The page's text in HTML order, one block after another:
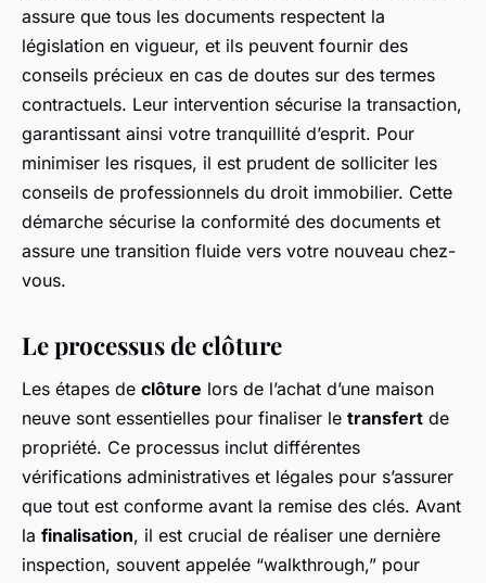
assure que tous les documents respectent la
législation en vigueur, et ils peuvent fournir des
conseils précieux en cas de doutes sur des termes
contractuels. Leur intervention sécurise la transaction,
garantissant ainsi votre tranquillité d’esprit. Pour
minimiser les risques, il est prudent de solliciter les
conseils de professionnels du droit immobilier. Cette
démarche sécurise la conformité des documents et
assure une transition fluide vers votre nouveau chez-
vous.
Le processus de clôture
Les étapes de clôture lors de l’achat d’une maison
neuve sont essentielles pour finaliser le transfert de
propriété. Ce processus inclut différentes
vérifications administratives et légales pour s’assurer
que tout est conforme avant la remise des clés. Avant
la finalisation, il est crucial de réaliser une dernière
inspection, souvent appelée “walkthrough,” pour